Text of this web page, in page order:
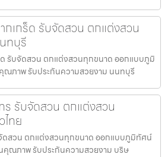
กเกร็ด รับจัดสวน ตกแต่งสวน
ทบุรี
รับจัดสวน ตกแต่งสวนทุกขนาด ออกแบบภูมิ
ณภาพ รับประกันความสวยงาม นนทบุรี
รับจัดสวน ตกแต่งสวน
ทย
ดสวน ตกแต่งสวนทุกขนาด ออกแบบภูมิทัศน์
นคุณภาพ รับประกันความสวยงาม บริษ